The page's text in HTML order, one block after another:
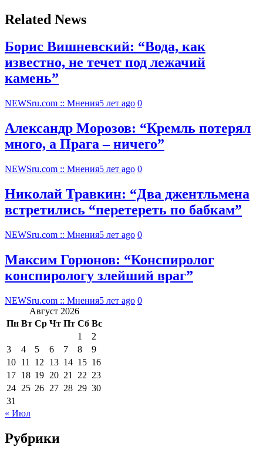
Related News
Борис Вишневский: “Вода, как
известно, не течет под лежачий
камень”
NEWSru.com :: Мнения5 лет ago 0
Александр Морозов: “Кремль потерял
много, а Прага – ничего”
NEWSru.com :: Мнения5 лет ago 0
Николай Травкин: “Два джентльмена
встретились “перетереть по бабкам”
NEWSru.com :: Мнения5 лет ago 0
Максим Горюнов: “Конспиролог
конспирологу злейший враг”
NEWSru.com :: Мнения5 лет ago 0
Август 2026
Пн Вт Ср Чт Пт Сб Вс
1
2
3
4 5 6 7 8
9
10 11 12 13 14 15 16
17 18 19 20 21 22 23
24 25 26 27 28 29 30
31
« Июл
Рубрики